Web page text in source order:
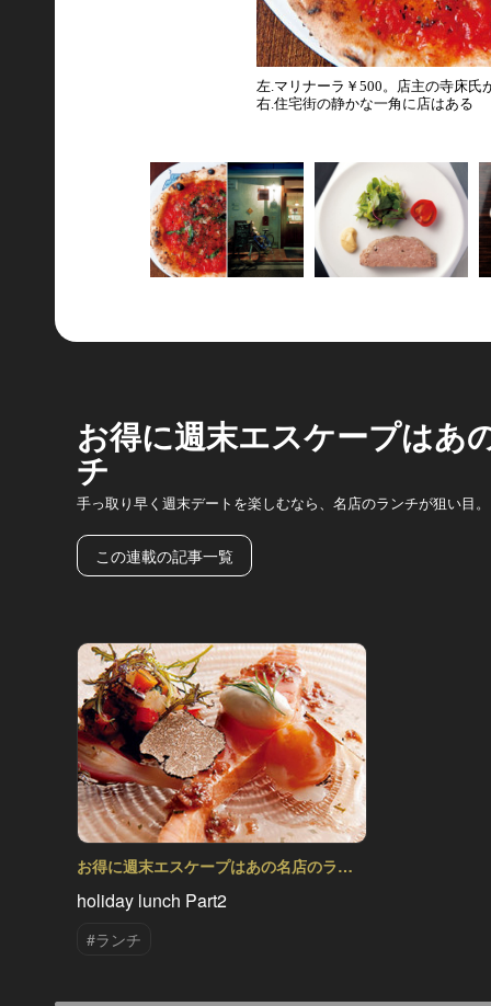
左.マリナーラ￥500。店主の寺床
右.住宅街の静かな一角に店はある
お得に週末エスケープはあ
チ
手っ取り早く週末デートを楽しむなら、名店のランチが狙い目。
この連載の記事一覧
お得に週末エスケープはあの名店のラン
holiday lunch Part2
#ランチ